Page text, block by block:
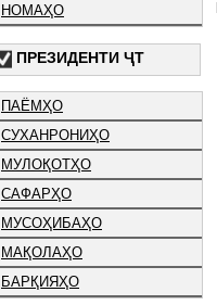
НОМАҲО
ПРЕЗИДЕНТИ ҶТ
ПАЁМҲО
СУХАНРОНИҲО
МУЛОҚОТҲО
САФАРҲО
МУСОҲИБАҲО
МАҚОЛАҲО
БАРҚИЯҲО